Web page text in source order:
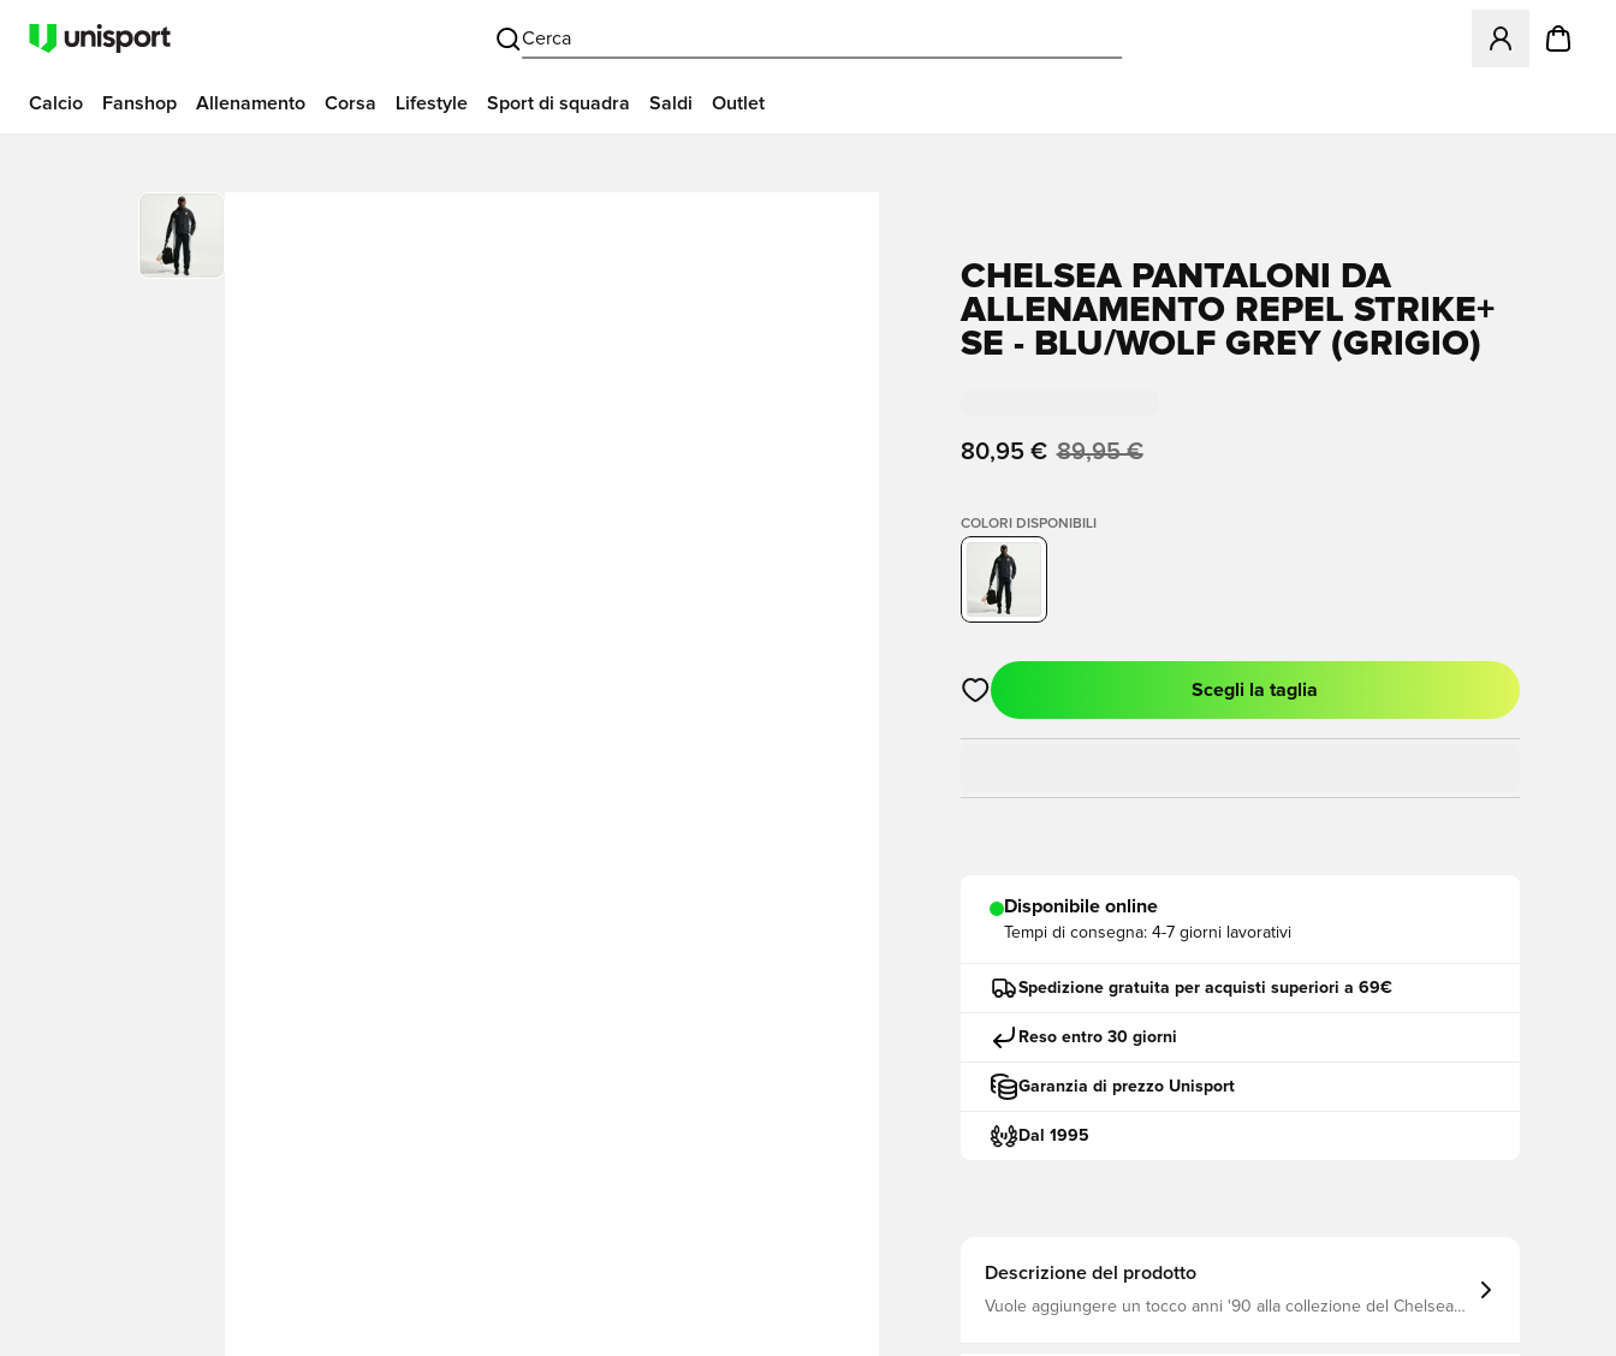
Cerca
Apre una
Calcio Fanshop Allenamento Corsa Lifestyle Sport di squadra Saldi Outlet
CHELSEA PANTALONI DA
ALLENAMENTO REPEL STRIKE+
SE - BLU/WOLF GREY (GRIGIO)
80,95 € 89,95 €
COLORI DISPONIBILI
Apre una finestra modale per accedere o registrarsi come membro
Scegli la taglia
Disponibile online
Tempi di consegna: 4-7 giorni lavorativi
Spedizione gratuita per acquisti superiori a 69€
Reso entro 30 giorni
Garanzia di prezzo Unisport
Dal 1995
Descrizione del prodotto
Vuole aggiungere un tocco anni '90 alla collezione del Chelsea